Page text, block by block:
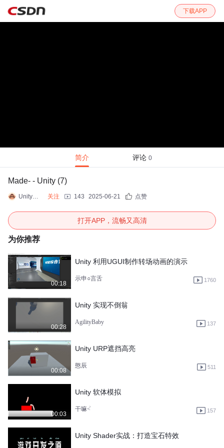
下载APP
简介 评论 0
Made- - Unity (7)
Unity官方开发者社区 关注 143 2025-06-21 点赞
打开APP，流畅又高清
为你推荐
00:18
Unity 利用UGUI制作转场动画的演示
示申○言舌 1760
00:28
Unity 实现不倒翁
AgilityBaby 137
00:08
Unity URP遮挡高亮
憨辰 511
00:03
Unity 软体模拟
干嘛˂᷅ 157
Unity Shader实战：打造宝石特效